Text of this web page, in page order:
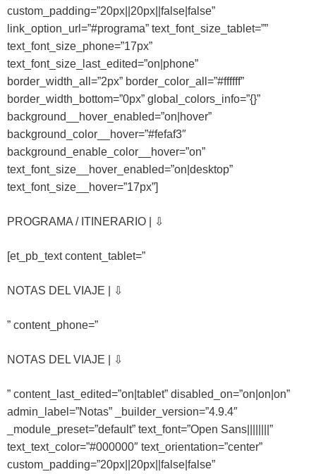
custom_padding=”20px||20px||false|false”
link_option_url=”#programa” text_font_size_tablet=””
text_font_size_phone=”17px”
text_font_size_last_edited=”on|phone”
border_width_all=”2px” border_color_all=”#ffffff”
border_width_bottom=”0px” global_colors_info=”{}”
background__hover_enabled=”on|hover”
background_color__hover=”#fefaf3″
background_enable_color__hover=”on”
text_font_size__hover_enabled=”on|desktop”
text_font_size__hover=”17px”]
PROGRAMA / ITINERARIO | ⇩
[et_pb_text content_tablet=”
NOTAS DEL VIAJE | ⇩
” content_phone=”
NOTAS DEL VIAJE | ⇩
” content_last_edited=”on|tablet” disabled_on=”on|on|on”
admin_label=”Notas” _builder_version=”4.9.4″
_module_preset=”default” text_font=”Open Sans||||||||”
text_text_color=”#000000″ text_orientation=”center”
custom_padding=”20px||20px||false|false”